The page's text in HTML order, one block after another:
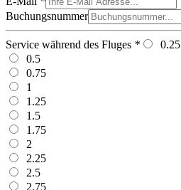
Buchungsnummer
Service während des Fluges *
0.25
0.5
0.75
1
1.25
1.5
1.75
2
2.25
2.5
2.75